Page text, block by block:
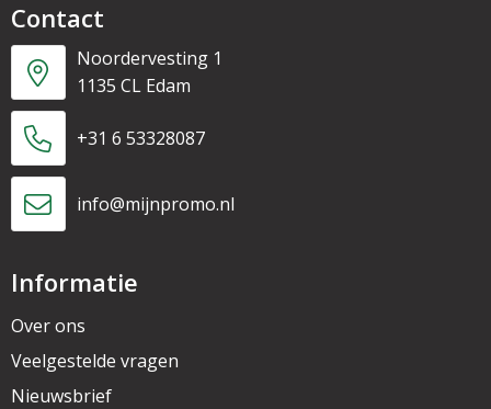
Contact
Noordervesting 1
1135 CL Edam
+31 6 53328087
info@mijnpromo.nl
Informatie
Over ons
Veelgestelde vragen
Nieuwsbrief